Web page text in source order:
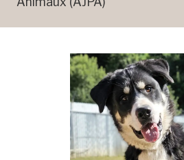
Bricky est un jeune géant